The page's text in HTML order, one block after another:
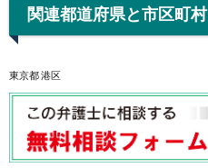
関連都道府県と市区町村
東京都 港区